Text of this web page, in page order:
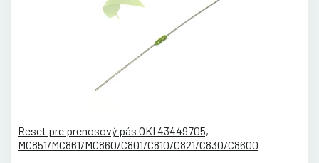
Reset pre prenosový pás OKI 43449705,
MC851/MC861/MC860/C801/C810/C821/C830/C8600